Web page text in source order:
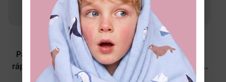
RapidAir™
Pantalones de secado
rápido para niña en rosa
fuerte
$34.99
RapidAir ™
Camisetas unisex para
niños con protección
UPF, de secado rápido,
$23.99